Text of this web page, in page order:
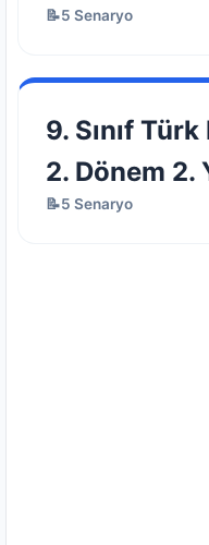
📝5 Senaryo
9. Sınıf
2. Dönem 2.
📝5 Senaryo